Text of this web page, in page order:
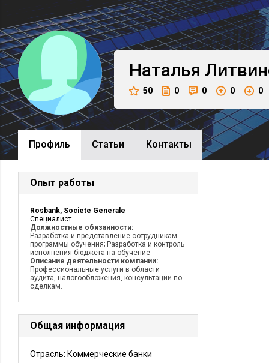
Наталья
50 0 0 0 0
Профиль Cтатьи Контакты
Опыт работы
Rosbank, Societe Generale
Специалист
Должностные обязанности:
Разработка и представление сотрудникам
программы обучения; Разработка и контроль
исполнения бюджета на обучение
Описание деятельности компании:
Профессиональные услуги в области
аудита, налогообложения, консультаций по
сделкам.
Общая информация
Отрасль: Коммерческие банки